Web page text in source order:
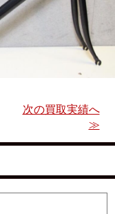
次の買取実績へ
≫